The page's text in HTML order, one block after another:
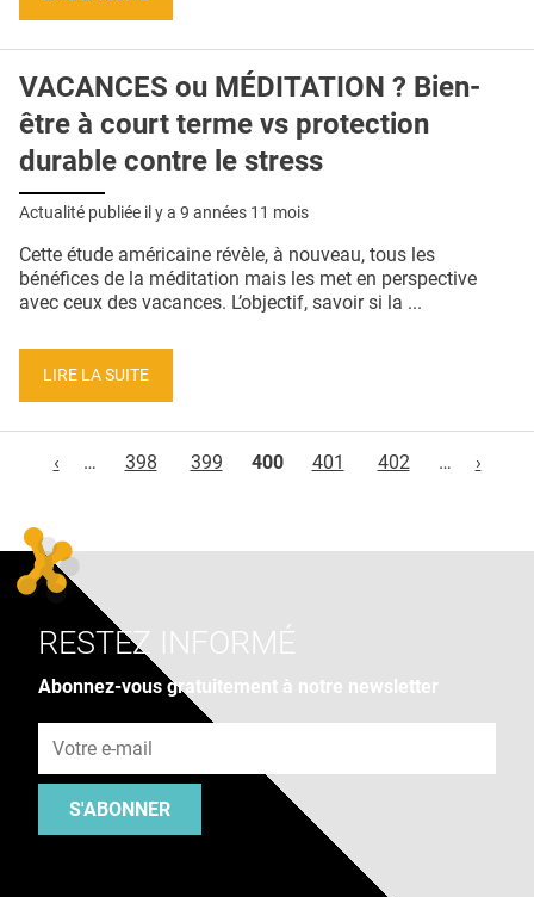
VACANCES ou MÉDITATION ? Bien-
être à court terme vs protection
durable contre le stress
Actualité publiée il y a 9 années 11 mois
Cette étude américaine révèle, à nouveau, tous les
bénéfices de la méditation mais les met en perspective
avec ceux des vacances. L’objectif, savoir si la ...
LIRE LA SUITE
‹
… 398 399 400 401 402 … ›
RESTEZ INFORMÉ
Abonnez-vous gratuitement à notre newsletter
S'ABONNER